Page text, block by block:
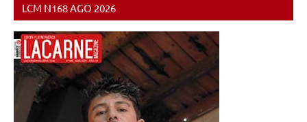
NOTICIAS
LCM N168 AGO 2026